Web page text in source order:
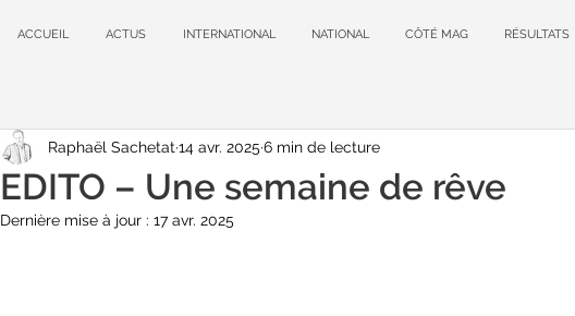
ACCUEIL ACTUS INTERNATIONAL NATIONAL CÔTÉ MAG RÉSULTATS
EDITO – Une semaine de rêve
Raphaël Sachetat 14 avr. 2025 6 min de lecture
Dernière mise à jour : 17 avr. 2025